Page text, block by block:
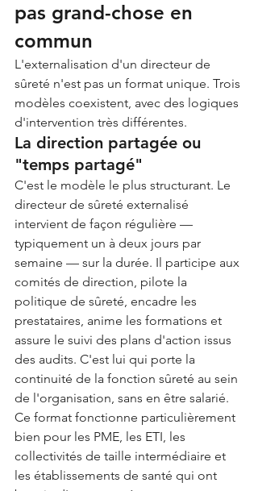
pas grand-chose en
commun
L'externalisation d'un directeur de
sûreté n'est pas un format unique. Trois
modèles coexistent, avec des logiques
d'intervention très différentes.
La direction partagée ou
"temps partagé"
C'est le modèle le plus structurant. Le
directeur de sûreté externalisé
intervient de façon régulière —
typiquement un à deux jours par
semaine — sur la durée. Il participe aux
comités de direction, pilote la
politique de sûreté, encadre les
prestataires, anime les formations et
assure le suivi des plans d'action issus
des audits. C'est lui qui porte la
continuité de la fonction sûreté au sein
de l'organisation, sans en être salarié.
Ce format fonctionne particulièrement
bien pour les PME, les ETI, les
collectivités de taille intermédiaire et
les établissements de santé qui ont